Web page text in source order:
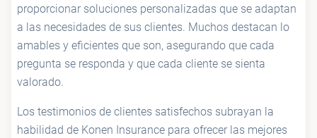
proporcionar soluciones personalizadas que se adaptan
a las necesidades de sus clientes. Muchos destacan lo
amables y eficientes que son, asegurando que cada
pregunta se responda y que cada cliente se sienta
valorado.
Los testimonios de clientes satisfechos subrayan la
habilidad de Konen Insurance para ofrecer las mejores